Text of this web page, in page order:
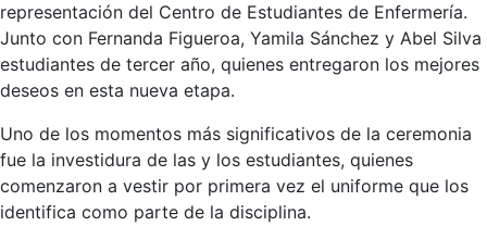
representación del Centro de Estudiantes de Enfermería.
Junto con Fernanda Figueroa, Yamila Sánchez y Abel Silva
estudiantes de tercer año, quienes entregaron los mejores
deseos en esta nueva etapa.
Uno de los momentos más significativos de la ceremonia
fue la investidura de las y los estudiantes, quienes
comenzaron a vestir por primera vez el uniforme que los
identifica como parte de la disciplina.